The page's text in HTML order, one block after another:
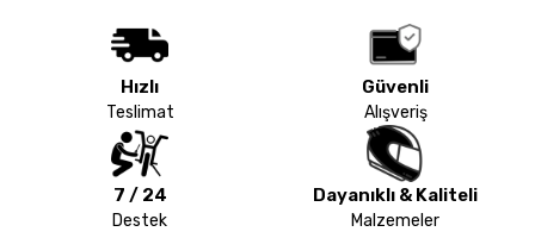
Hızlı
Teslimat
Güvenli
Alışveriş
7 / 24
Destek
Dayanıklı & Kaliteli
Malzemeler